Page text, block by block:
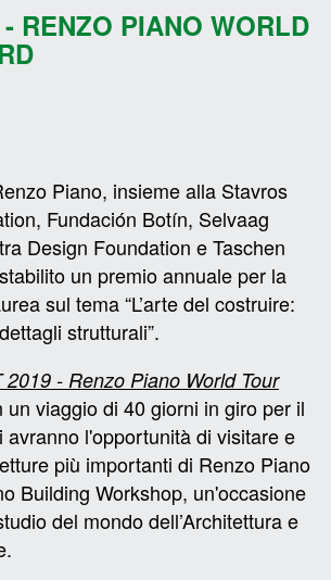
RENZO PIANO WORLD
Piano, insieme alla Stavros
Fundación Botín, Selvaag
Design Foundation e Taschen
un premio annuale per la
sul tema “L’arte del costruire:
strutturali”.
2019 - Renzo Piano World Tour
un viaggio di 40 giorni in giro per il
avranno l'opportunità di visitare e
più importanti di Renzo Piano
Building Workshop, un'occasione
del mondo dell’Architettura e